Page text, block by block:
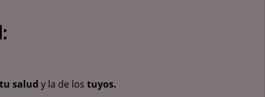
tu salud y la de los tuyos.